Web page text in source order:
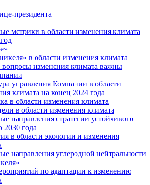
президента
метрики в области изменения климата
в области изменения климата
изменения климата важны
управления Компании в области
климата на конец 2024 года
в области изменения климата
в области изменения климата
направления стратегии устойчивого
2030 года
в области экологии и изменения
направления углеродной нейтральности
по адаптации к изменению